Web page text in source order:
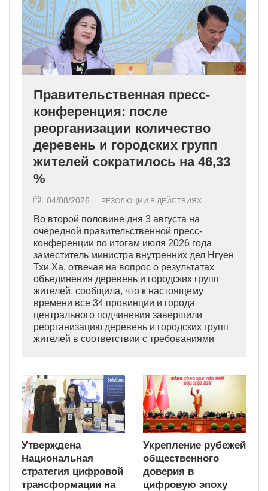
Правительственная пресс-
конференция: после
реорганизации количество
деревень и городских групп
жителей сократилось на 46,33
%
04/08/2026 РЕЗОЛЮЦИИ В ДЕЙСТВИЯХ
Во второй половине дня 3 августа на
очередной правительственной пресс-
конференции по итогам июля 2026 года
заместитель министра внутренних дел Нгуен
Тхи Ха, отвечая на вопрос о результатах
объединения деревень и городских групп
жителей, сообщила, что к настоящему
времени все 34 провинции и города
центрального подчинения завершили
реорганизацию деревень и городских групп
жителей в соответствии с требованиями
Утверждена
Национальная
стратегия цифровой
трансформации на
Укрепление рубежей
общественного
доверия в
цифровую эпоху